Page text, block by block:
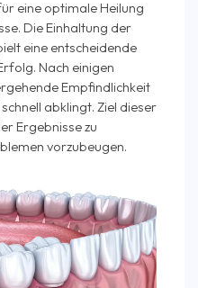
eine optimale Heilung
Die Einhaltung der
eine entscheidende
Nach einigen
Empfindlichkeit
abklingt. Ziel dieser
Ergebnisse zu
vorzubeugen.